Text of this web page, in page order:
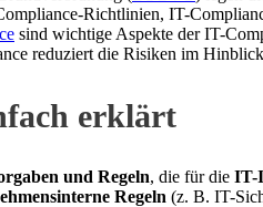
Richtlinien, IT-
sind wichtige Aspekte der IT-
reduziert die Risiken im
erklärt
und Regeln, die für die IT-
Regeln (z. B. IT-